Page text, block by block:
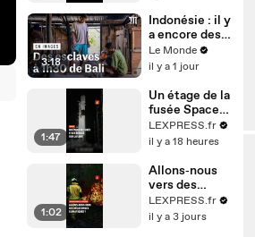
3:18
Indonésie : il y
a encore des
esclaves sur
cette île à
Le Monde
il y a 1 jour
1:47
Un étage de la
fusée SpaceX
s’est écrasé
sur la Lune
LEXPRESS.fr
il y a 18 heures
1:02
Allons‑nous
vers des
hécatombes
climatiques ?
LEXPRESS.fr
il y a 3 jours